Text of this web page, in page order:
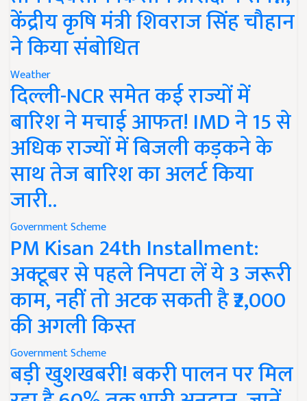
केंद्रीय कृषि मंत्री शिवराज सिंह चौहान
ने किया संबोधित
Weather
दिल्ली-NCR समेत कई राज्यों में
बारिश ने मचाई आफत! IMD ने 15 से
अधिक राज्यों में बिजली कड़कने के
साथ तेज बारिश का अलर्ट किया
जारी..
Government Scheme
PM Kisan 24th Installment:
अक्टूबर से पहले निपटा लें ये 3 जरूरी
काम, नहीं तो अटक सकती है ₹2,000
की अगली किस्त
Government Scheme
बड़ी खुशखबरी! बकरी पालन पर मिल